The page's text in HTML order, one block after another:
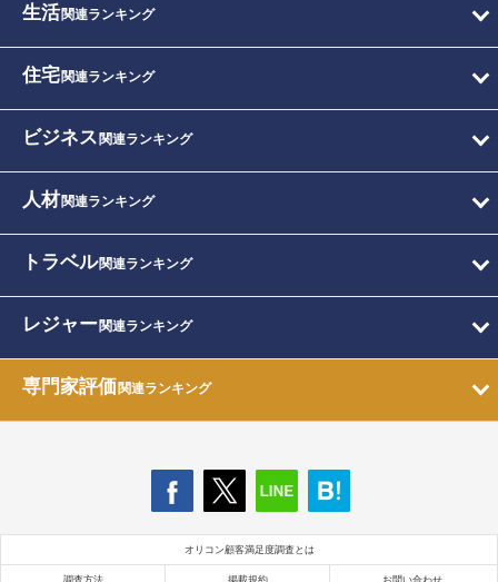
生活関連ランキング
住宅関連ランキング
ビジネス 関連ランキング
人材関連ランキング
トラベル関連ランキング
レジャー関連ランキング
専門家評価関連ランキング
オリコン顧客満足度調査とは
調査方法 掲載規約 お問い合わせ